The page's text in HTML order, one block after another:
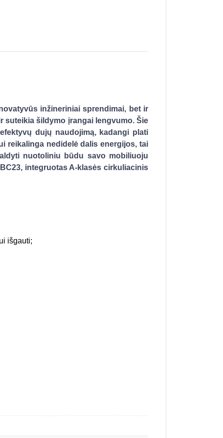
inžineriniai sprendimai, bet ir
suteikia šildymo įrangai lengvumo. Šie
dujų naudojimą, kadangi plati
reikalinga nedidelė dalis energijos, tai
nuotoliniu būdu savo mobiliuoju
integruotas A-klasės cirkuliacinis
išgauti;